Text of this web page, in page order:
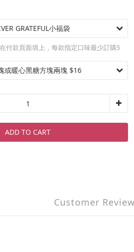
付款頁面填上，每款指定口味最少訂購5
ADD TO CART
Customer